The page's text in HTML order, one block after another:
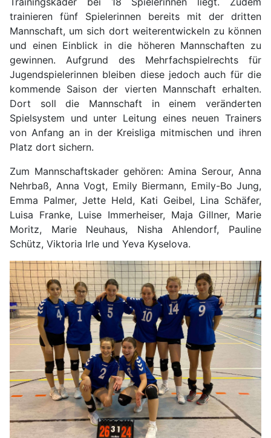
trainieren fünf Spielerinnen bereits mit der dritten
Mannschaft, um sich dort weiterentwickeln zu können
und einen Einblick in die höheren Mannschaften zu
gewinnen. Aufgrund des Mehrfachspielrechts für
Jugendspielerinnen bleiben diese jedoch auch für die
kommende Saison der vierten Mannschaft erhalten.
Dort soll die Mannschaft in einem veränderten
Spielsystem und unter Leitung eines neuen Trainers
von Anfang an in der Kreisliga mitmischen und ihren
Platz dort sichern.
Zum Mannschaftskader gehören: Amina Serour, Anna
Nehrbaß, Anna Vogt, Emily Biermann, Emily-Bo Jung,
Emma Palmer, Jette Held, Kati Geibel, Lina Schäfer,
Luisa Franke, Luise Immerheiser, Maja Gillner, Marie
Moritz, Marie Neuhaus, Nisha Ahlendorf, Pauline
Schütz, Viktoria Irle und Yeva Kyselova.